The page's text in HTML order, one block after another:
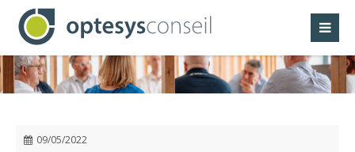
09/05/2022
Panneau de gestion des cookies